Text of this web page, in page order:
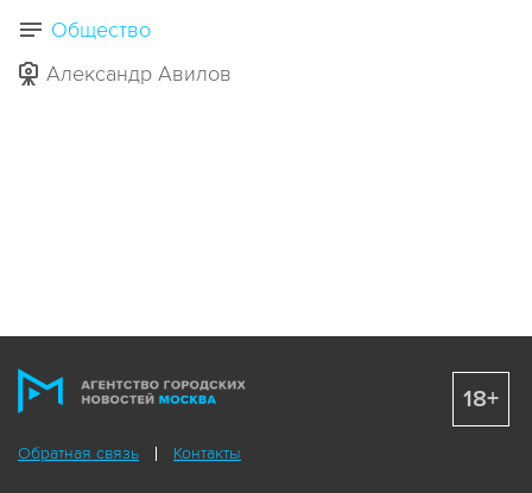
Общество
Александр Авилов
Обратная связь Контакты
18+